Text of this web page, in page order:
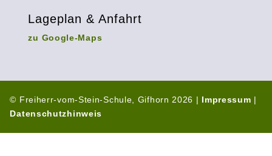
Lageplan & Anfahrt
zu Google-Maps
© Freiherr-vom-Stein-Schule, Gifhorn 2026 | Impressum |
Datenschutzhinweis